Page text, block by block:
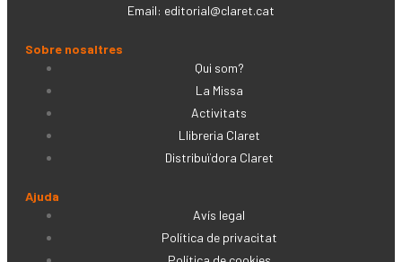
Email: editorial@claret.cat
Sobre nosaltres
Qui som?
La Missa
Activitats
Llibreria Claret
Distribuïdora Claret
Ajuda
Avís legal
Política de privacitat